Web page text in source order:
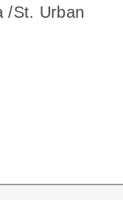
/St. Urban